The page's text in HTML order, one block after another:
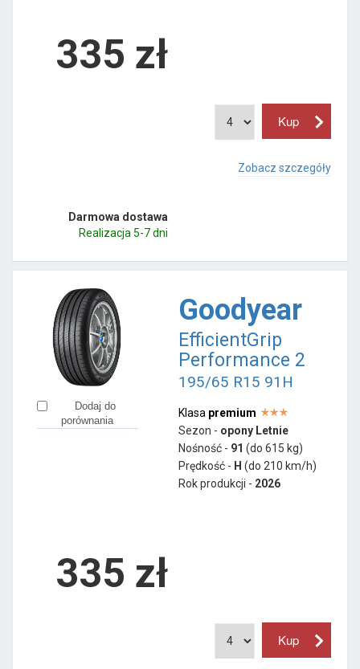
335 zł
Zobacz szczegóły
Darmowa dostawa
Realizacja 5-7 dni
Dodaj do
porównania
Goodyear
EfficientGrip
Performance 2
195/65 R15 91H
Klasa premium
Sezon - opony Letnie
Nośność - 91 (do 615 kg)
Prędkość - H (do 210 km/h)
Rok produkcji - 2026
335 zł